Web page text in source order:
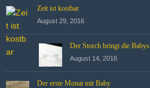
Zeit ist kostbar
August 29, 2016
Der Storch bringt die Babys
August 14, 2016
Der erste Monat mit Baby